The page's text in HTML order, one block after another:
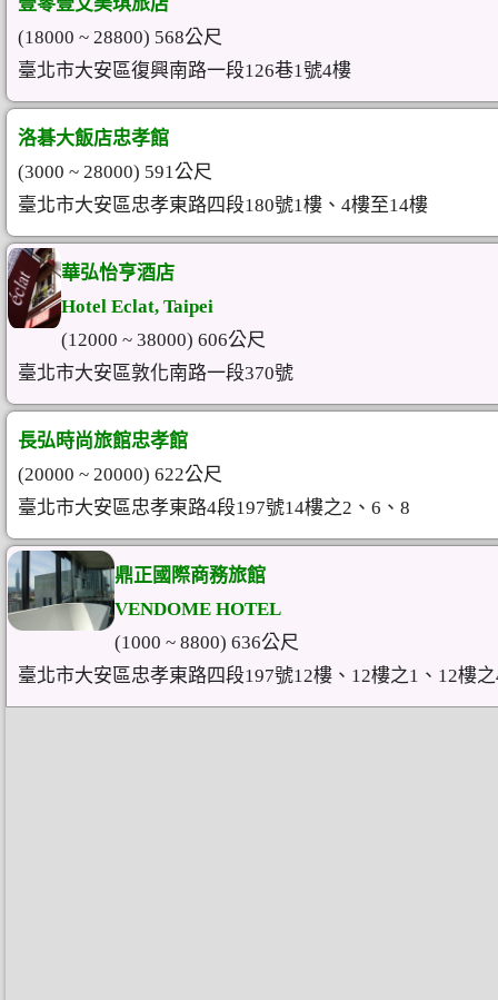
(18000 ~ 28800) 568公尺
臺北市大安區復興南路一段126巷1號4樓
洛碁大飯店忠孝館
(3000 ~ 28000) 591公尺
臺北市大安區忠孝東路四段180號1樓、4樓至14樓
華弘怡亨酒店
Hotel Eclat, Taipei
(12000 ~ 38000) 606公尺
臺北市大安區敦化南路一段370號
長弘時尚旅館忠孝館
(20000 ~ 20000) 622公尺
臺北市大安區忠孝東路4段197號14樓之2、6、8
鼎正國際商務旅館
VENDOME HOTEL
(1000 ~ 8800) 636公尺
臺北市大安區忠孝東路四段197號12樓、12樓之1、12樓